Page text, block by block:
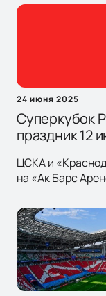
24 июня 2025
Суперкубок
праздник 12
ЦСКА и
на «Ак Барс